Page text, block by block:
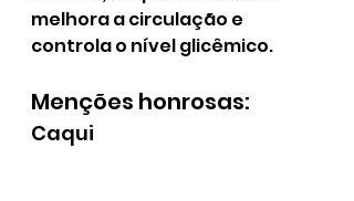
melhora a circulação e
controla o nível glicêmico.
Menções honrosas:
Caqui